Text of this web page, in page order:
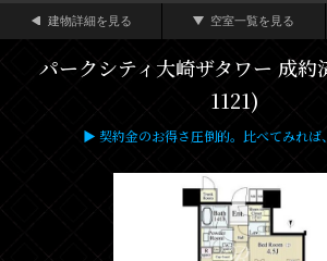
建物詳細を見る 空室一覧を見る
パークシティ大崎ザタワー 成約
1121)
▶ 契約金のお得さ圧倒的。比べてみれ